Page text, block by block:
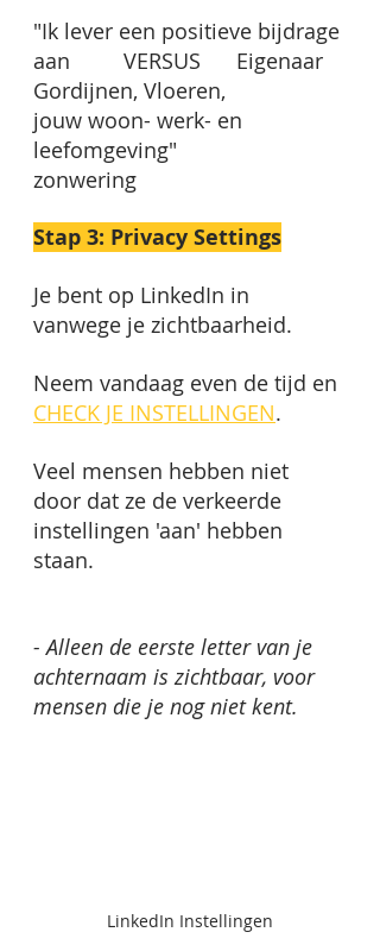
"Ik lever een positieve bijdrage
aan         VERSUS      Eigenaar
Gordijnen, Vloeren,
jouw woon- werk- en
leefomgeving"
zonwering
Stap 3: Privacy Settings
Je bent op LinkedIn in
vanwege je zichtbaarheid.
Neem vandaag even de tijd en
CHECK JE INSTELLINGEN.
Veel mensen hebben niet
door dat ze de verkeerde
instellingen 'aan' hebben
staan.
- Alleen de eerste letter van je
achternaam is zichtbaar, voor
mensen die je nog niet kent.
LinkedIn Instellingen